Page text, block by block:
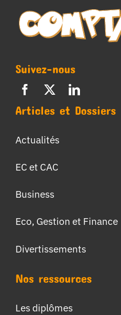
Suivez-nous
Articles et Dossiers
Actualités
EC et CAC
Business
Eco, Gestion et Finance
Divertissements
Nos ressources
Les diplômes